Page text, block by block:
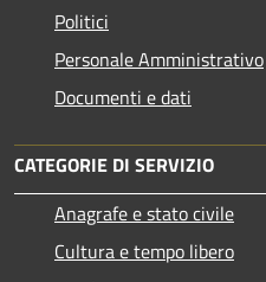
Politici
Personale Amministrativo
Documenti e dati
CATEGORIE DI SERVIZIO
Anagrafe e stato civile
Cultura e tempo libero